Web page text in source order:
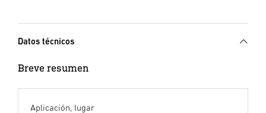
Datos técnicos
Breve resumen
Aplicación, lugar